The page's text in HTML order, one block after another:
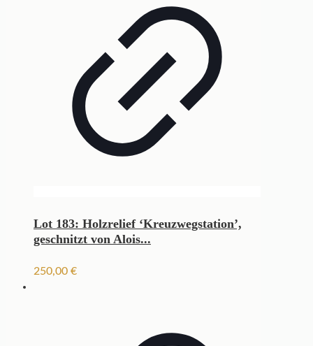
Lot 183: Holzrelief ‘Kreuzwegstation’,
geschnitzt von Alois...
250,00 €